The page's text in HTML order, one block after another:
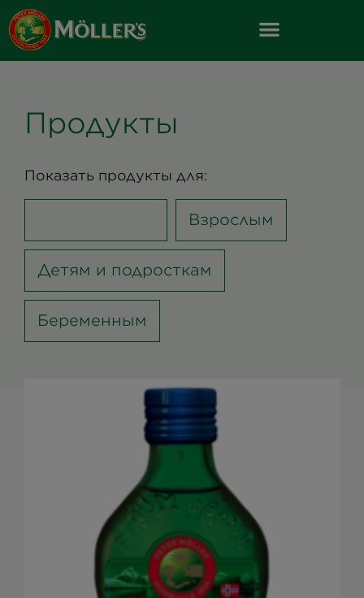
Skip
to
content
Продукты
Показать продукты для:
Взрослым
Детям и подросткам
Беременным